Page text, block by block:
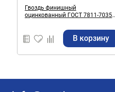
Гвоздь финишный
оцинкованный ГОСТ 7811-7035
В корзину